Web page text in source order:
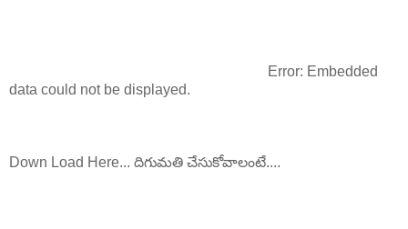
Error: Embedded
data could not be displayed.
Down Load Here... దిగుమతి చేసుకోవాలంటే....